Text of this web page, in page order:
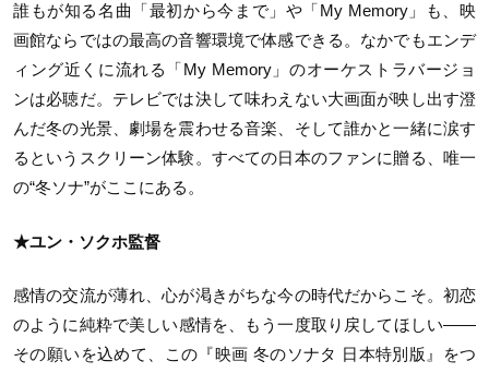
誰もが知る名曲「最初から今まで」や「My Memory」も、映
画館ならではの最高の音響環境で体感できる。なかでもエンデ
ィング近くに流れる「My Memory」のオーケストラバージョ
ンは必聴だ。テレビでは決して味わえない大画面が映し出す澄
んだ冬の光景、劇場を震わせる音楽、そして誰かと一緒に涙す
るというスクリーン体験。すべての日本のファンに贈る、唯一
の“冬ソナ”がここにある。
★ユン・ソクホ監督
感情の交流が薄れ、心が渇きがちな今の時代だからこそ。初恋
のように純粋で美しい感情を、もう一度取り戻してほしい——
その願いを込めて、この『映画 冬のソナタ 日本特別版』をつ